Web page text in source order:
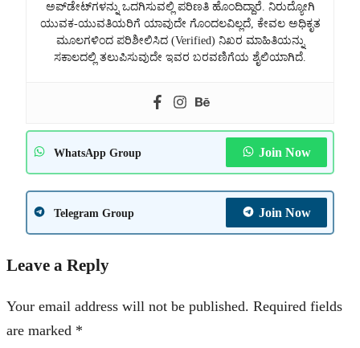
ಅಪ್‌ಡೇಟ್‌ಗಳನ್ನು ಒದಗಿಸುವಲ್ಲಿ ಪರಿಣತಿ ಹೊಂದಿದ್ದಾರೆ. ನಿರುದ್ಯೋಗಿ
ಯುವಕ-ಯುವತಿಯರಿಗೆ ಯಾವುದೇ ಗೊಂದಲವಿಲ್ಲದೆ, ಕೇವಲ ಅಧಿಕೃತ
ಮೂಲಗಳಿಂದ ಪರಿಶೀಲಿಸಿದ (Verified) ನಿಖರ ಮಾಹಿತಿಯನ್ನು
ಸಕಾಲದಲ್ಲಿ ತಲುಪಿಸುವುದೇ ಇವರ ಬರವಣಿಗೆಯ ಶೈಲಿಯಾಗಿದೆ.
WhatsApp Group Join Now
Telegram Group Join Now
Leave a Reply
Your email address will not be published. Required fields
are marked *